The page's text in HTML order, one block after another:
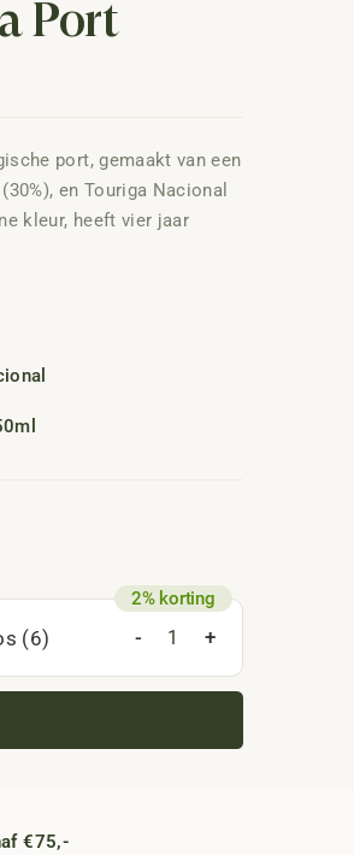
Port
port, gemaakt van een
en Touriga Nacional
kleur, heeft vier jaar
aroma’s van rijp fruit,
(6) - +
€75,-